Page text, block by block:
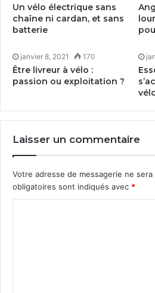
Un vélo électrique sans
chaîne ni cardan, et sans
batterie
janvier 8, 2021 170
Être livreur à vélo :
passion ou exploitation ?
Laisser un commentaire
Votre adresse de messagerie ne sera
obligatoires sont indiqués avec *